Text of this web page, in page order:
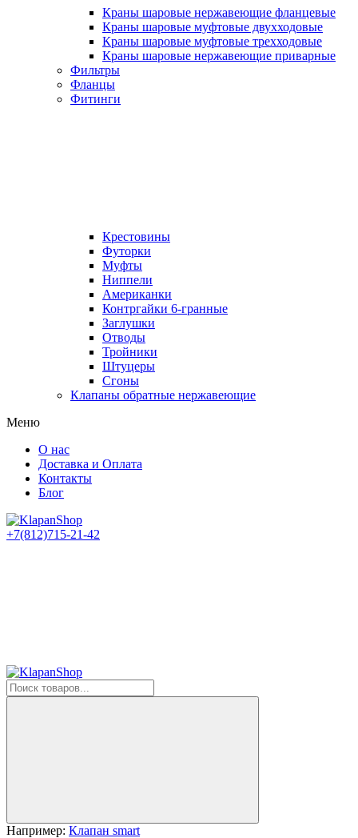
Краны шаровые нержавеющие фланцевые
Краны шаровые муфтовые двухходовые
Краны шаровые муфтовые трехходовые
Краны шаровые нержавеющие приварные
Фильтры
Фланцы
Фитинги
Крестовины
Футорки
Муфты
Ниппели
Американки
Контргайки 6-гранные
Заглушки
Отводы
Тройники
Штуцеры
Сгоны
Клапаны обратные нержавеющие
Меню
О нас
Доставка и Оплата
Контакты
Блог
+7(812)715-21-42
Например: Клапан smart